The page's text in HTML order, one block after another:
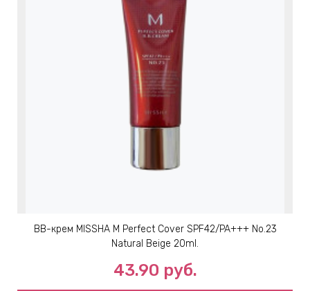
BB-крем MISSHA M Perfect Cover SPF42/PA+++ No.23
Natural Beige 20ml.
43.90 руб.